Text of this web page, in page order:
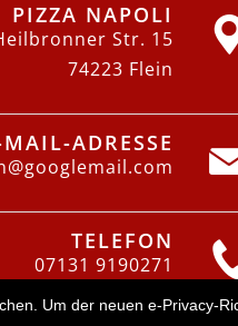
Um der neuen e-Privacy-
PIZZA NAPOLI
Str. 15
74223 Flein
MAIL-ADRESSE
TELEFON
07131 9190271